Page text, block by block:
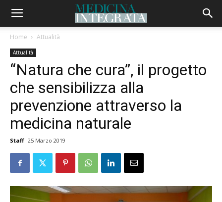
Home Attualità
Attualità
“Natura che cura”, il progetto
che sensibilizza alla
prevenzione attraverso la
medicina naturale
Staff 25 Marzo 2019